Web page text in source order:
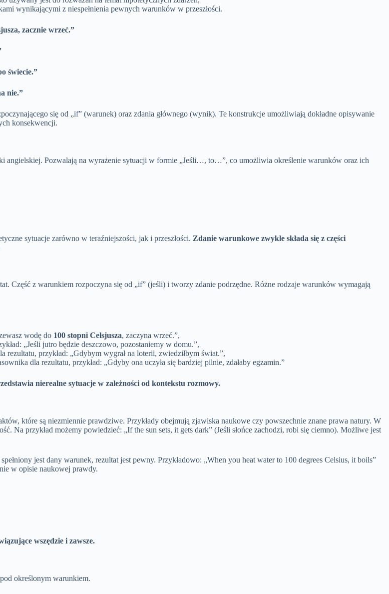
wynikającymi z niespełnienia pewnych warunków w przeszłości.
zacznie wrzeć.”
świecie.”
nie.”
się od „if” (warunek) oraz zdania głównego (wynik). Te konstrukcje umożliwiają dokładne opisywanie
konsekwencji.
angielskiej. Pozwalają na wyrażenie sytuacji w formie „Jeśli…, to…”, co umożliwia określenie warunków oraz ich
sytuacje zarówno w teraźniejszości, jak i przeszłości. Zdanie warunkowe zwykle składa się z części
Część z warunkiem rozpoczyna się od „if” (jeśli) i tworzy zdanie podrzędne. Różne rodzaje warunków wymagają
wodę do 100 stopni Celsjusza, zaczyna wrzeć.”,
„Jeśli jutro będzie deszczowo, pozostaniemy w domu.”,
przykład: „Gdybym wygrał na loterii, zwiedziłbym świat.”,
dla rezultatu, przykład: „Gdyby ona uczyła się bardziej pilnie, zdałaby egzamin.”
nierealne sytuacje w zależności od kontekstu rozmowy.
które są niezmiennie prawdziwe. Przykłady obejmują zjawiska naukowe czy powszechnie znane prawa natury. W
Na przykład możemy powiedzieć: „If the sun sets, it gets dark” (Jeśli słońce zachodzi, robi się ciemno). Możliwe jest
jest dany warunek, rezultat jest pewny. Przykładowo: „When you heat water to 100 degrees Celsius, it boils”
w opisie naukowej prawdy.
wszędzie i zawsze.
określonym warunkiem.